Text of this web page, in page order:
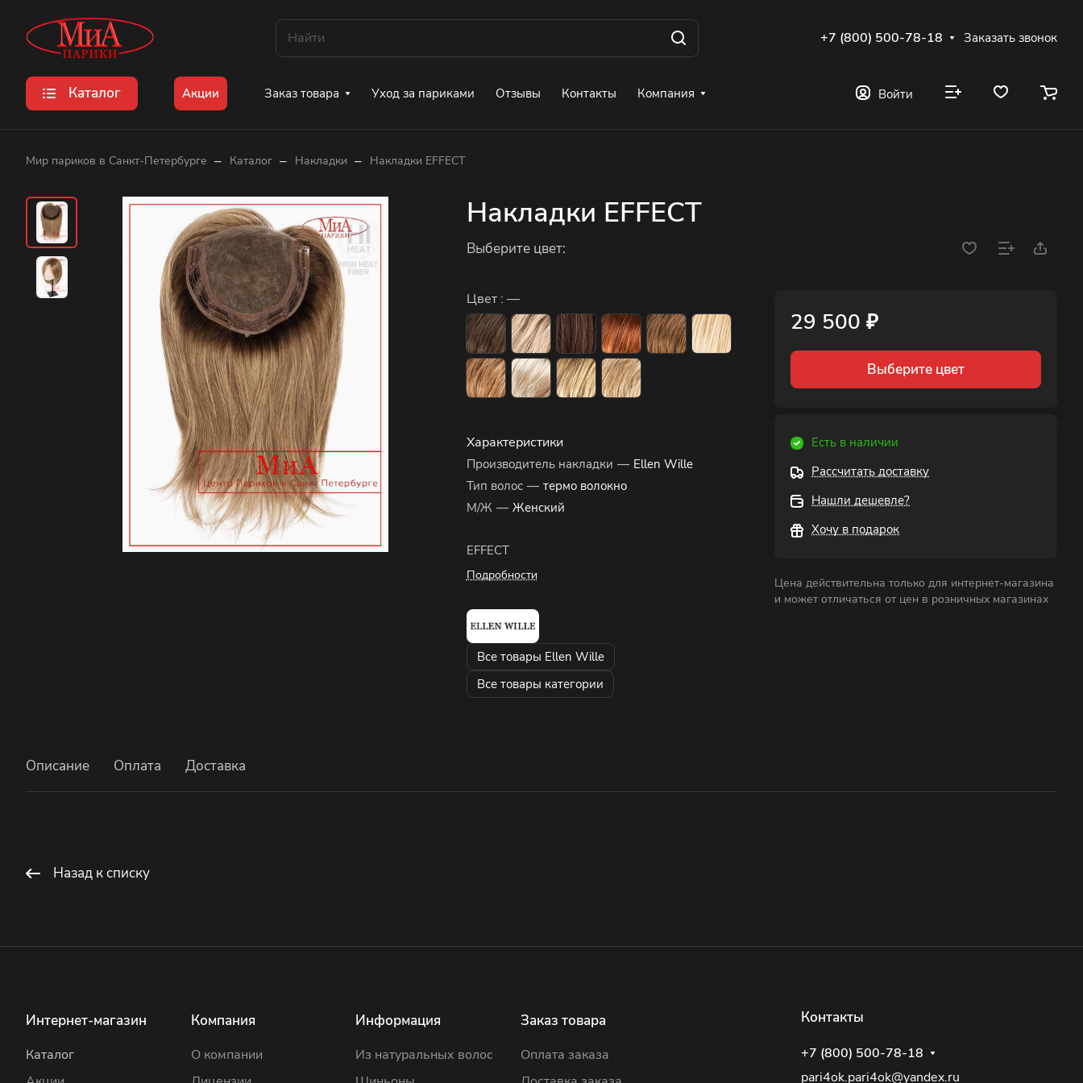
+7 (800) 500-78-18 Заказать звонок
Каталог Акции Заказ товара Уход за париками Отзывы Контакты Компания Войти
Мир париков в Санкт-Петербурге – Каталог – Накладки – Накладки EFFECT
Накладки EFFECT
Выберите цвет:
Цвет : —
Характеристики
Производитель накладки — Ellen Wille
Тип волос — термо волокно
М/Ж — Женский
EFFECT
Подробности
Все товары Ellen Wille
Все товары категории
29 500 ₽
Выберите цвет
Есть в наличии
Рассчитать доставку
Нашли дешевле?
Хочу в подарок
Цена действительна только для интернет-магазина
и может отличаться от цен в розничных магазинах
Описание Оплата Доставка
Назад к списку
Интернет-магазин
Каталог
Компания
О компании
Информация
Из натуральных волос
Заказ товара
Оплата заказа
Контакты
+7 (800) 500-78-18
pari4ok.pari4ok@yandex.ru